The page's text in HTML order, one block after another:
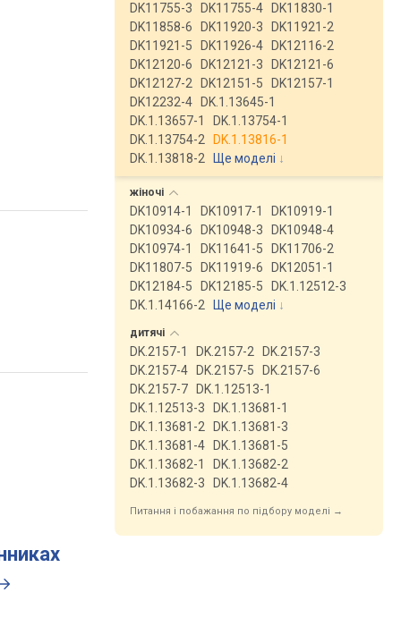
DK11755-3
DK11755-4
DK11830-1
DK11858-6
DK11920-3
DK11921-2
DK11921-5
DK11926-4
DK12116-2
DK12120-6
DK12121-3
DK12121-6
DK12127-2
DK12151-5
DK12157-1
DK12232-4
DK.1.13645-1
DK.1.13657-1
DK.1.13754-1
DK.1.13754-2
DK.1.13816-1
DK.1.13818-2
Ще моделі ↓
жіночі
DK10914-1 DK10917-1
DK10919-1
DK10934-6
DK10948-3
DK10948-4
DK10974-1
DK11641-5
DK11706-2
DK11807-5
DK11919-6
DK12051-1
DK12184-5
DK12185-5
DK.1.12512-3
DK.1.14166-2
Ще моделі ↓
дитячі
DK.2157-1 DK.2157-2
DK.2157-3
DK.2157-4
DK.2157-5
DK.2157-6
DK.2157-7
DK.1.12513-1
DK.1.12513-3
DK.1.13681-1
DK.1.13681-2
DK.1.13681-3
DK.1.13681-4
DK.1.13681-5
DK.1.13682-1
DK.1.13682-2
DK.1.13682-3
DK.1.13682-4
Питання і побажання по підбору моделі →